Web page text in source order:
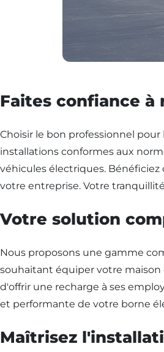
Faites confiance à
Choisir le bon professionnel
installations conformes aux
véhicules électriques.
votre entreprise. Votre
Votre solution
Nous proposons une gamme
souhaitant équiper votre
d'offrir une recharge à ses
et performante de votre borne
Maîtrisez